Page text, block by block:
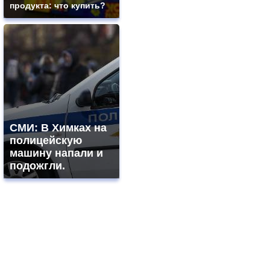
продукта: что купить?
СМИ: В Химках на
полицейскую
машину напали и
подожгли.